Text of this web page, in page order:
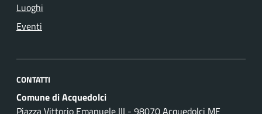
Luoghi
Eventi
CONTATTI
Comune di Acquedolci